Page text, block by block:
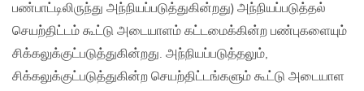
பண்பாட்டிலிருந்து அந்நியப்படுத்துகின்றது) அந்நியப்படுத்தல்
செயற்திட்டம் கூட்டு அடையாளம் கட்டமைக்கின்ற பண்புகளையும்
சிக்கலுக்குட்படுத்துகின்றது. அந்நியப்படுத்தலும்,
சிக்கலுக்குட்படுத்துகின்ற செயற்திட்டங்களும் கூட்டு அடையாள